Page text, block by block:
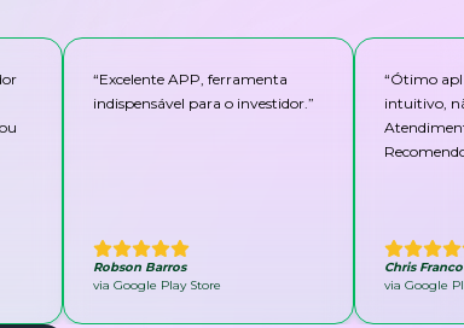
“Excelente APP, ferramenta
indispensável para o investidor.”
Robson Barros
via Google Play Store
“Ótimo
intuitivo,
Chris Franco
via Google